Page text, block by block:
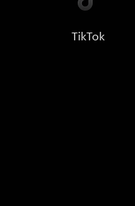
TikTok